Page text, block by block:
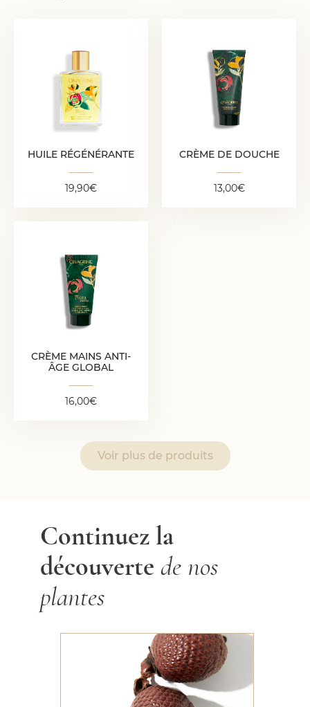
HUILE RÉGÉNÉRANTE
19,90€
HUILE RÉGÉNÉRANTE
19,90€
CRÈME DE DOUCHE
13,00€
CRÈME DE DOUCHE
13,00€
CRÈME MAINS ANTI-
ÂGE GLOBAL
16,00€
CRÈME MAINS ANTI-
ÂGE GLOBAL
Voir plus de produits
Continuez la
découverte de nos
plantes
Buriti